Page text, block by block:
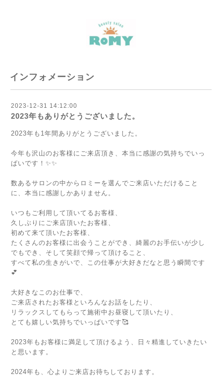
インフォメーション
2023-12-31 14:12:00
2023年もありがとうございました。
2023年も1年間ありがとうございました。
今年も沢山のお客様にご来店頂き、本当に感謝の気持ちでいっ
ぱいです！✨✨
数あるサロンの中からロミーを選んでご来店いただけること
に、本当に感謝しかありません。
いつもご利用して頂いてるお客様、
久しぶりにご来店頂いたお客様、
初めて来て頂いたお客様、
たくさんのお客様に出会うことができ、綺麗のお手伝いが少し
でもでき、そして笑顔で帰って頂けること、
すべて私の生きがいで、この仕事が大好きだなと思う瞬間です
💕
大好きなこのお仕事で、
ご来店されたお客様といろんなお話をしたり、
リラックスしてもらって施術中お昼寝して頂いたり、
とても嬉しい気持ちでいっぱいです🥰
2023年もお客様に満足して頂けるよう、日々精進していきたい
と思います。
2024年も、心よりご来店お待ちしております。